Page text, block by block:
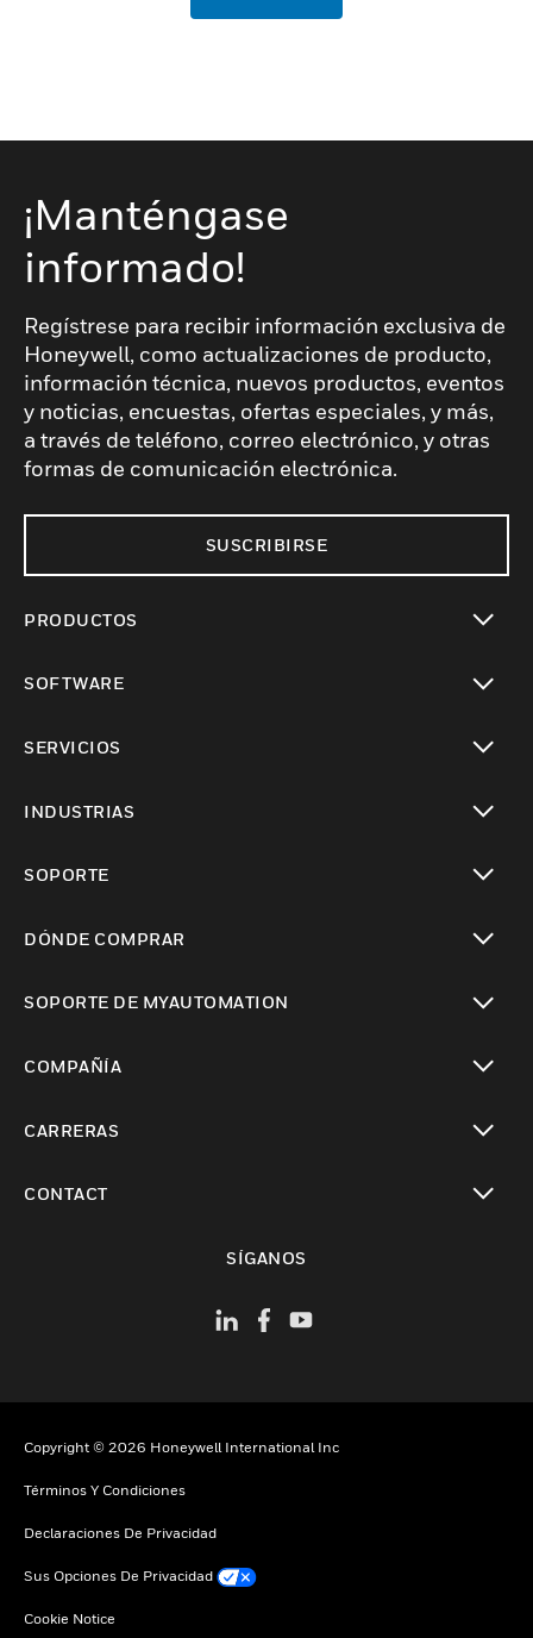
¡Manténgase
informado!
Regístrese para recibir información exclusiva de
Honeywell, como actualizaciones de producto,
información técnica, nuevos productos, eventos
y noticias, encuestas, ofertas especiales, y más,
a través de teléfono, correo electrónico, y otras
formas de comunicación electrónica.
SUSCRIBIRSE
PRODUCTOS
SOFTWARE
SERVICIOS
INDUSTRIAS
SOPORTE
DÓNDE COMPRAR
SOPORTE DE MYAUTOMATION
COMPAÑÍA
CARRERAS
CONTACT
SÍGANOS
Copyright © 2026 Honeywell International Inc
Términos Y Condiciones
Declaraciones De Privacidad
Sus Opciones De Privacidad
Cookie Notice